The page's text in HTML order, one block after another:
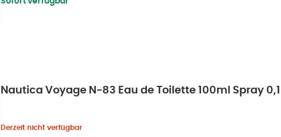
Nautica Voyage N-83 Eau de Toilette 100ml Spray 0,1 l
Derzeit nicht verfügbar